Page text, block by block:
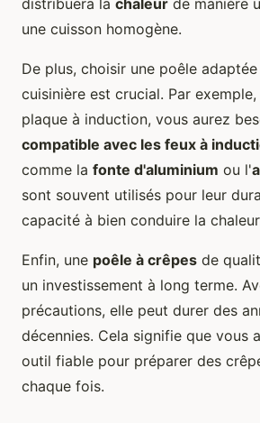
distribuera la chaleur de manière
une cuisson homogène.
De plus, choisir une poêle
cuisinière est crucial. Par
plaque à induction, vous aurez
compatible avec les feux à
comme la fonte d'aluminium ou l'
sont souvent utilisés pour leur
capacité à bien conduire la
Enfin, une poêle à crêpes de
un investissement à long terme.
précautions, elle peut durer des
décennies. Cela signifie que vous
outil fiable pour préparer des
chaque fois.